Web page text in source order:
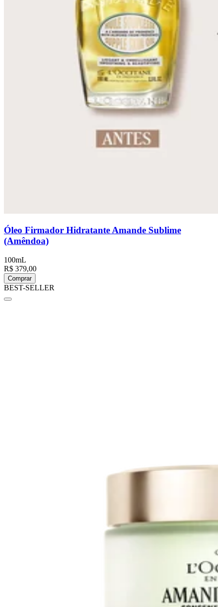
Óleo Firmador Hidratante Amande Sublime
(Amêndoa)
100mL
R$ 379,00
Comprar
BEST-SELLER